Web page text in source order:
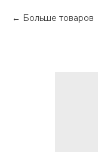
Больше товаров